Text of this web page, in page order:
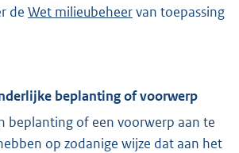
de Wet milieubeheervan toepassing
beplanting of voorwerp
beplanting of een voorwerp aan te
op zodanige wijze dat aan het